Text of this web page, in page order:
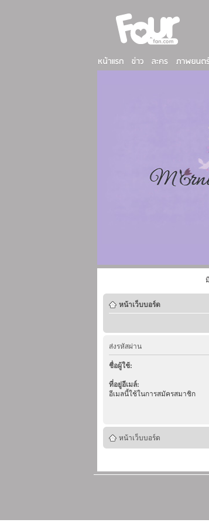
หน้าเว็บบอร์ด
ส่งรหัสผ่าน
ชื่อผู้ใช้:
ที่อยู่อีเมล์:
อีเมลนี้ใช้ในการสมัครสมาชิก
หน้าเว็บบอร์ด